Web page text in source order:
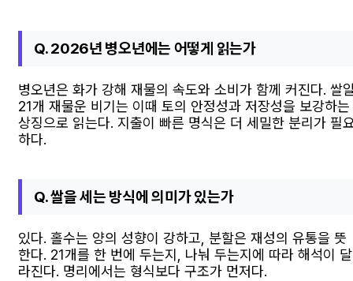
Q. 2026년 병오년에는 어떻게 읽는가
병오년은 화가 강해 재물의 속도와 소비가 함께 커진다. 쌀
21개 재물운 비기는 이때 토의 안정성과 저장성을 보강하는
상징으로 읽는다. 지출이 빠른 명식은 더 세밀한 분리가 필
하다.
Q. 쌀을 세는 방식에 의미가 있는가
있다. 홀수는 양의 성향이 강하고, 분할은 재성의 유통을 뜻
한다. 21개를 한 번에 두는지, 나눠 두는지에 따라 해석이 달
라진다. 명리에서는 형식보다 구조가 먼저다.